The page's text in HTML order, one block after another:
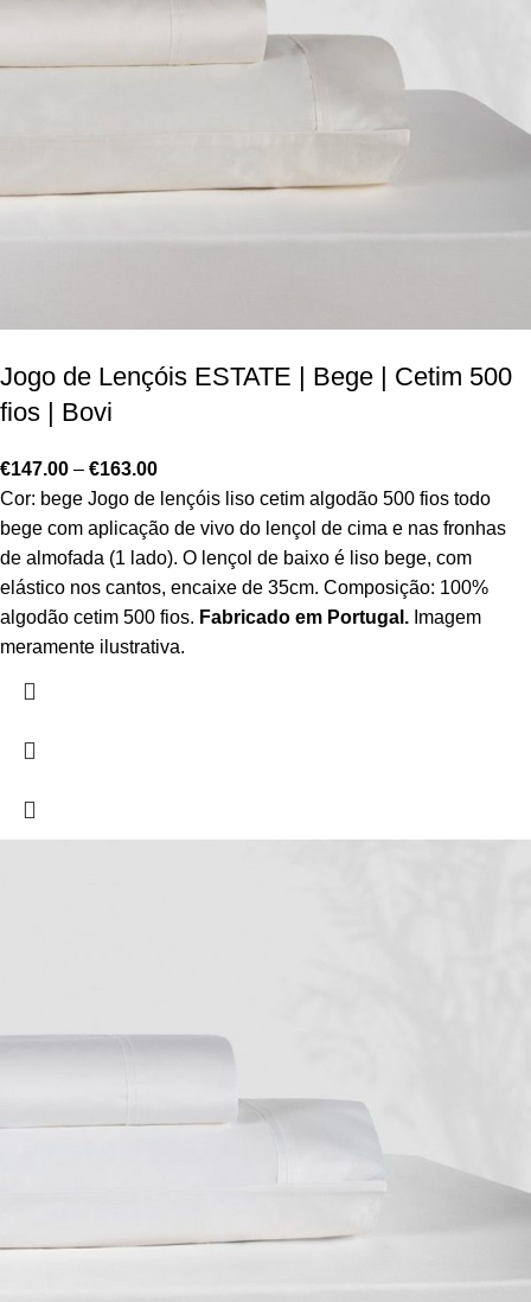
Jogo de Lençóis ESTATE | Bege | Cetim 500
fios | Bovi
€147.00 – €163.00
Cor: bege Jogo de lençóis liso cetim algodão 500 fios todo
bege com aplicação de vivo do lençol de cima e nas fronhas
de almofada (1 lado). O lençol de baixo é liso bege, com
elástico nos cantos, encaixe de 35cm. Composição: 100%
algodão cetim 500 fios. Fabricado em Portugal. Imagem
meramente ilustrativa.